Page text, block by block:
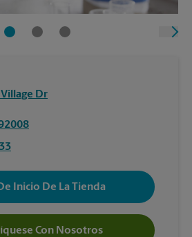
Dr
Inicio De La Tienda
Con Nosotros